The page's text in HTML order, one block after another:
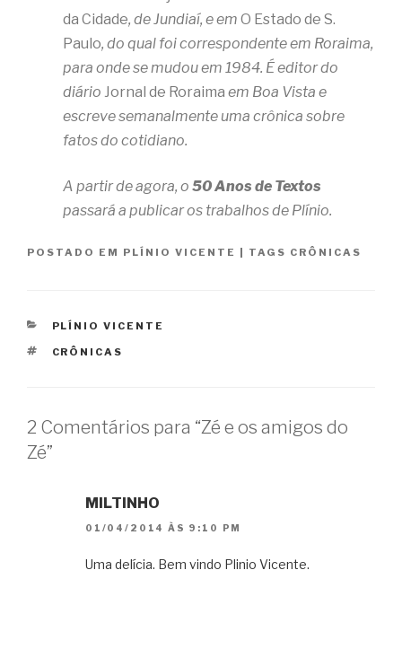
da Cidade, de Jundiaí, e em O Estado de S.
Paulo, do qual foi correspondente em Roraima,
para onde se mudou em 1984. É editor do
diário Jornal de Roraima em Boa Vista e
escreve semanalmente uma crônica sobre
fatos do cotidiano.
A partir de agora, o 50 Anos de Textos
passará a publicar os trabalhos de Plínio.
POSTADO EM PLÍNIO VICENTE TAGS CRÔNICAS
CATEGORIAS
PLÍNIO VICENTE
TAGS
CRÔNICAS
2 Comentários para “Zé e os amigos do
Zé”
MILTINHO
01/04/2014 ÀS 9:10 PM
Uma delícia. Bem vindo Plinio Vicente.